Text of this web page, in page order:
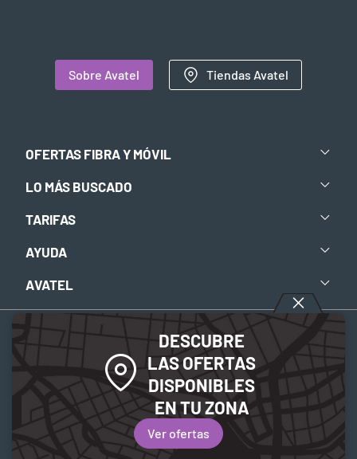
DESCUBRE
LAS OFERTAS
DISPONIBLES
EN TU ZONA
Ver ofertas
Sobre Avatel Tiendas Avatel
OFERTAS FIBRA Y MÓVIL
LO MÁS BUSCADO
TARIFAS
AYUDA
AVATEL
Política de privacidad-Política de Cookies
© 2026 Avatel Telecom. Todos los derechos reservados.